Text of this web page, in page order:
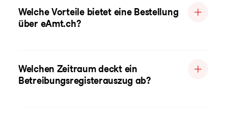
Welche Vorteile bietet eine Bestellung
über eAmt.ch?
Welchen Zeitraum deckt ein
Betreibungsregisterauszug ab?